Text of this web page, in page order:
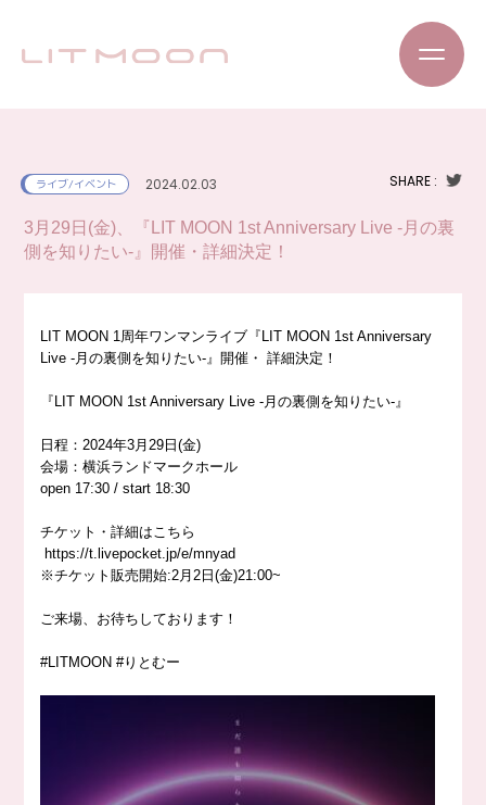
ライブ/イベント 2024.02.03 SHARE :
3月29日(金)、『LIT MOON 1st Anniversary Live -月の裏
側を知りたい-』開催・詳細決定！
LIT MOON 1周年ワンマンライブ『LIT MOON 1st Anniversary
Live -月の裏側を知りたい-』開催・ 詳細決定！
『LIT MOON 1st Anniversary Live -月の裏側を知りたい-』
日程：2024年3月29日(金)
会場：横浜ランドマークホール
open 17:30 / start 18:30
チケット・詳細はこちら
https://t.livepocket.jp/e/mnyad
※チケット販売開始:2月2日(金)21:00~
ご来場、お待ちしております！
#LITMOON #りとむー